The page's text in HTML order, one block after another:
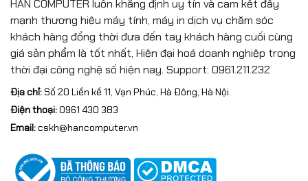
Chất liệu PC + ABS (Top), PC + ABS (Bottom)
Bảo hành Bảo hành 2 năm
Mô tả khác White Backlit, English
HAN COMPUTER luôn khẳng định uy tín và cam kết đẩy
mạnh thương hiệu máy tính, máy in dịch vụ chăm sóc
khách hàng đồng thời đưa đến tay khách hàng cuối cùng
giá sản phẩm là tốt nhất, Hiện đại hoá doanh nghiệp trong
thời đại công nghệ số hiện nay. Support: 0961.211.232
Địa chỉ:Số 20 Liền kề 11, Vạn Phúc, Hà Đông, Hà Nội.
Điện thoại:0961 430 383
Email:cskh@hancomputer.vn